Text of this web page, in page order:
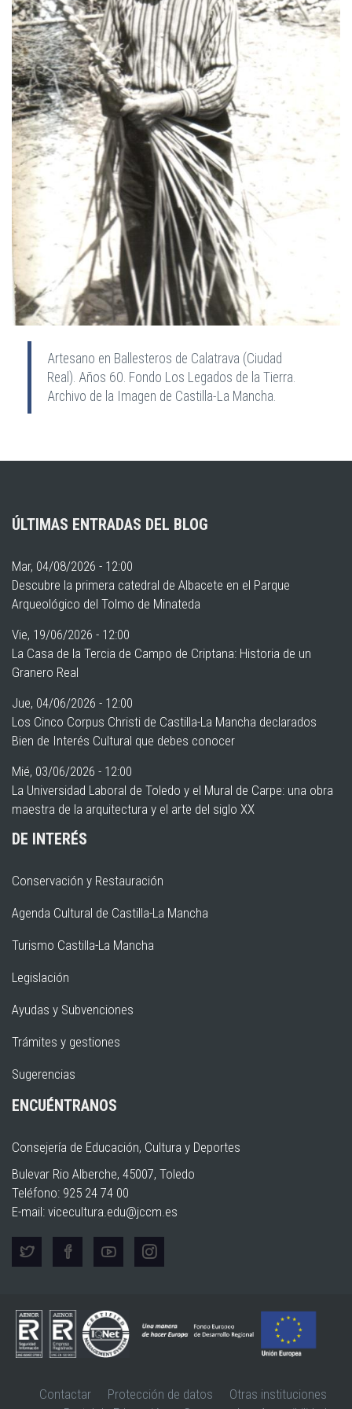
Artesano en Ballesteros de Calatrava (Ciudad
Real). Años 60. Fondo Los Legados de la Tierra.
Archivo de la Imagen de Castilla-La Mancha.
ÚLTIMAS ENTRADAS DEL BLOG
Mar, 04/08/2026 - 12:00
Descubre la primera catedral de Albacete en el Parque
Arqueológico del Tolmo de Minateda
Vie, 19/06/2026 - 12:00
La Casa de la Tercia de Campo de Criptana: Historia de un
Granero Real
Jue, 04/06/2026 - 12:00
Los Cinco Corpus Christi de Castilla-La Mancha declarados
Bien de Interés Cultural que debes conocer
Mié, 03/06/2026 - 12:00
La Universidad Laboral de Toledo y el Mural de Carpe: una obra
maestra de la arquitectura y el arte del siglo XX
DE INTERÉS
Conservación y Restauración
Agenda Cultural de Castilla-La Mancha
Turismo Castilla-La Mancha
Legislación
Ayudas y Subvenciones
Trámites y gestiones
Sugerencias
ENCUÉNTRANOS
Consejería de Educación, Cultura y Deportes
Bulevar Rio Alberche, 45007, Toledo
Teléfono: 925 24 74 00
E-mail: vicecultura.edu@jccm.es
Contactar Protección de datos
Otras instituciones